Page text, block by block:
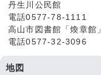
丹生川公民館
電話0577-78-1111
高山市図書館「煥章館」
電話0577-32-3096
地図